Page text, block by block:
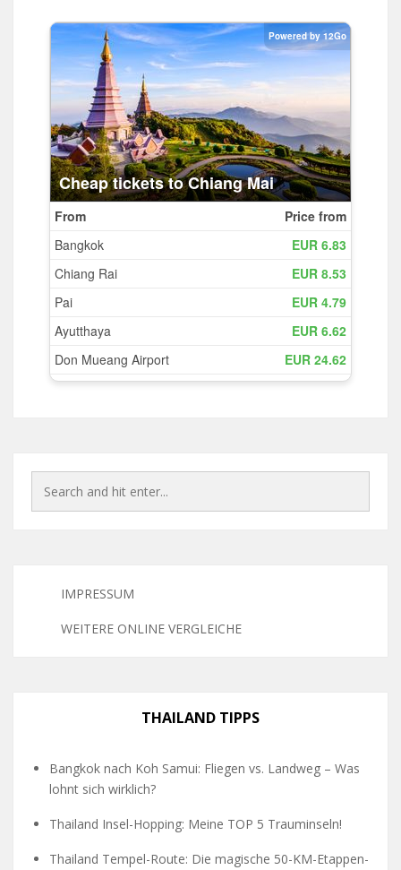
IMPRESSUM
WEITERE ONLINE VERGLEICHE
THAILAND TIPPS
Bangkok nach Koh Samui: Fliegen vs. Landweg – Was
lohnt sich wirklich?
Thailand Insel-Hopping: Meine TOP 5 Trauminseln!
Thailand Tempel-Route: Die magische 50-KM-Etappen-